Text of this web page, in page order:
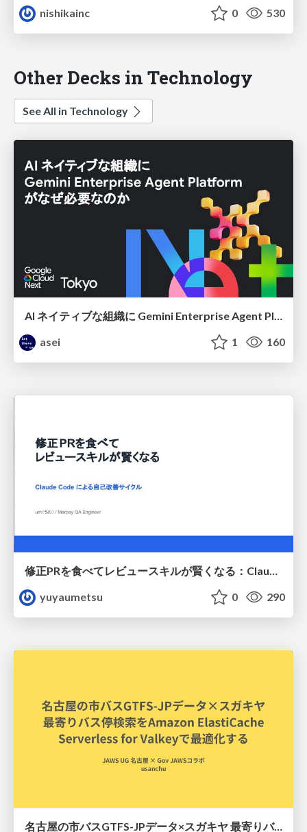
nishikainc
0 530
Other Decks in Technology
See All in Technology
asei
1 160
修正PRを食べてレビュースキルが賢くなる：Claude Codeによる自己改善サイクル
yuyaumetsu
0 290
名古屋の市バスGTFS-JPデータ×スガキヤ 最寄りバス停検索をAmazon ElastiCache Serverless for Valkeyで最適化する